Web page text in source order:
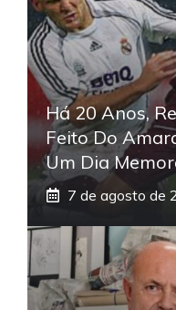
Há 20 Anos,
Feito Do
Um Dia
7 de agosto de